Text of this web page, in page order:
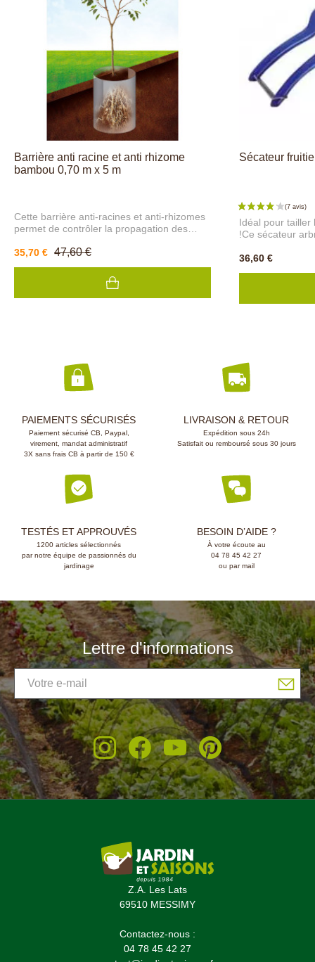
Barrière anti racine et anti rhizome
bambou 0,70 m x 5 m
Cette barrière anti-racines et anti-rhizomes
permet de contrôler la propagation des
(bambous, millepertuis, framboisiers,
bordure anti racines est aussi pratique pour
séparer discrètement votre gazon de vos
plantations.La solution efficace et
35,70 € 47,60 €
Sécateur
Idéal pour tailler
!Ce sécateur
alvéolaire
de coupe lors
les travaux
rameaux le
midi, puis les
10 ans, ce
fiabilité et la
36,60 €
PAIEMENTS SÉCURISÉS
Paiement sécurisé CB, Paypal,
virement, mandat administratif
3X sans frais CB à partir de 150 €
LIVRAISON & RETOUR
Expédition sous 24h
Satisfait ou remboursé sous 30 jours
TESTÉS ET APPROUVÉS
1200 articles sélectionnés
par notre équipe de passionnés du
jardinage
BESOIN D’AIDE ?
À votre écoute au
04 78 45 42 27
ou par mail
Lettre d'informations
Z.A. Les Lats
69510 MESSIMY
Contactez-nous :
04 78 45 42 27